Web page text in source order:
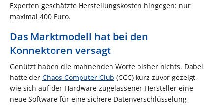
Experten geschätzte Herstellungskosten hingegen: nur
maximal 400 Euro.
Das Marktmodell hat bei den
Konnektoren versagt
Genützt haben die mahnenden Worte bisher nichts. Dabei
hatte der Chaos Computer Club (CCC) kurz zuvor gezeigt,
wie sich auf der Hardware zugelassener Hersteller eine
neue Software für eine sichere Datenverschlüsselung